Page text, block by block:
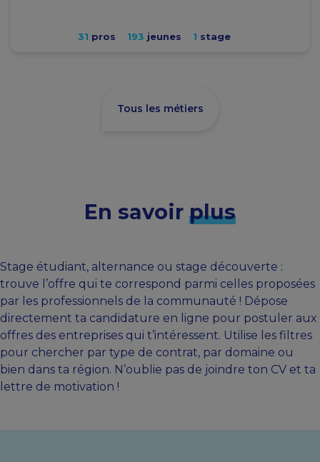
31 pros 193 jeunes 1 stage
Tous les métiers
En savoir plus
Stage étudiant, alternance ou stage découverte :
trouve l’offre qui te correspond parmi celles proposées
par les professionnels de la communauté ! Dépose
directement ta candidature en ligne pour postuler aux
offres des entreprises qui t’intéressent. Utilise les filtres
pour chercher par type de contrat, par domaine ou
bien dans ta région. N’oublie pas de joindre ton CV et ta
lettre de motivation !